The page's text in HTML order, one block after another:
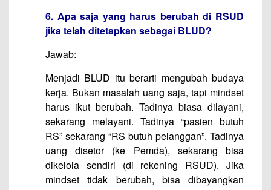
6. Apa saja yang harus berubah di RSUD
jika telah ditetapkan sebagai BLUD?
Jawab:
Menjadi BLUD itu berarti mengubah budaya
kerja. Bukan masalah uang saja, tapi mindset
harus ikut berubah. Tadinya biasa dilayani,
sekarang melayani. Tadinya “pasien butuh
RS” sekarang “RS butuh pelanggan”. Tadinya
uang disetor (ke Pemda), sekarang bisa
dikelola sendiri (di rekening RSUD). Jika
mindset tidak berubah, bisa dibayangkan